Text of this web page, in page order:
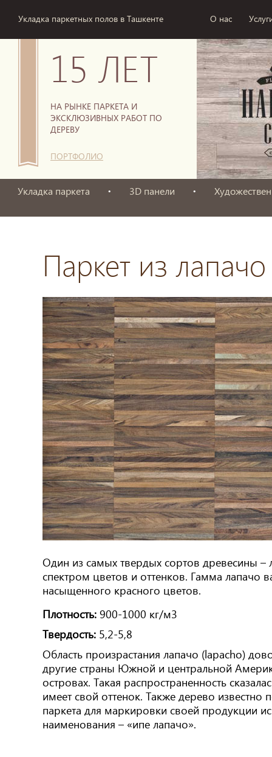
Укладка паркетных полов в Ташкенте О нас
15 ЛЕТ
НА РЫНКЕ ПАРКЕТА И
ЭКСКЛЮЗИВНЫХ РАБОТ ПО
ДЕРЕВУ
ПОРТФОЛИО
Укладка паркета 3D панели
Паркет из лапачо
Один из самых твердых сортов древесины –
спектром цветов и оттенков. Гамма лапачо
насыщенного красного цветов.
Плотность: 900-1000 кг/м3
Твердость: 5,2-5,8
Область произрастания лапачо (lapacho)
другие страны Южной и центральной
островах. Такая распространенность
имеет свой оттенок. Также дерево
паркета для маркировки своей продукции
наименования – «ипе лапачо».